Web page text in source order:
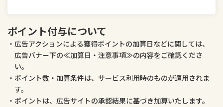
ポイント付与について
広告アクションによる獲得ポイントの加算日などに関しては、
広告バナー下の≪加算日・注意事項≫の内容をご確認くださ
い。
ポイント数・加算条件は、サービス利用時のものが適用されま
す。
ポイントは、広告サイトの承認結果に基づき加算いたします。